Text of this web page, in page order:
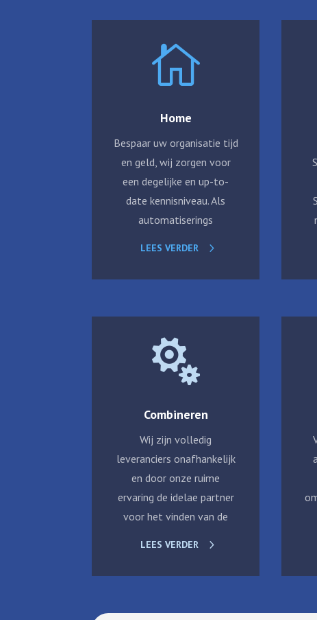

Home
Bespaar uw organisatie tijd
en geld, wij zorgen voor
een degelijke en up-to-
date kennisniveau. Als
automatiserings
LEES VERDER

Combineren
Wij zijn volledig
leveranciers onafhankelijk
en door onze ruime
ervaring de idelae partner
voor het vinden van de
LEES VERDER